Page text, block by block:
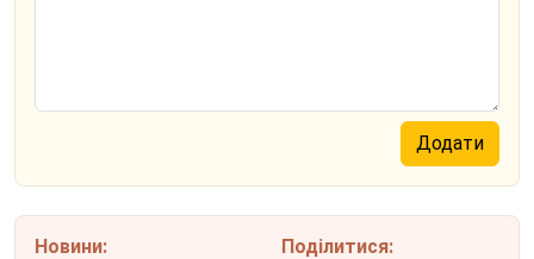
Новини: Поділитися: